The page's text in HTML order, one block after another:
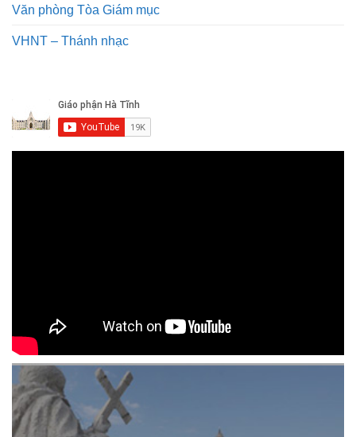
Văn phòng Tòa Giám mục
VHNT – Thánh nhạc